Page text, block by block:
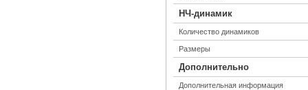
НЧ-динамик
Количество динамиков
Размеры
Дополнительно
Дополнительная информация